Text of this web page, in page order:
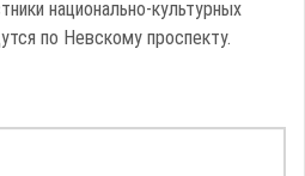
национально-культурных
по Невскому проспекту.